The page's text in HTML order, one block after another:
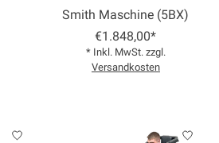
Smith Maschine (5BX)
€1.848,00*
* Inkl. MwSt. zzgl.
Versandkosten